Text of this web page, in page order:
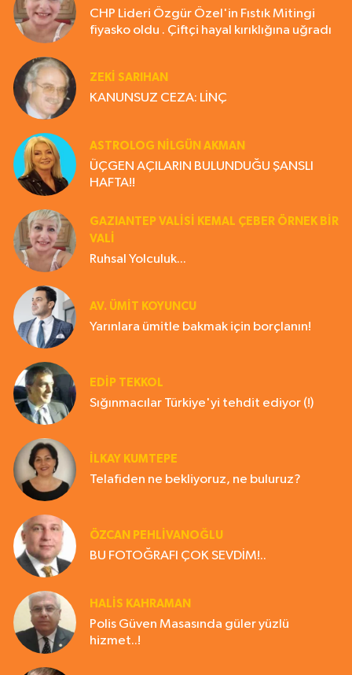
CHP Lideri Özgür Özel'in Fıstık Mitingi
fiyasko oldu . Çiftçi hayal kırıklığına uğradı
ZEKI SARIHAN
KANUNSUZ CEZA: LİNÇ
ASTROLOG NILGÜN AKMAN
ÜÇGEN AÇILARIN BULUNDUĞU ŞANSLI
HAFTA!!
GAZIANTEP VALISI KEMAL ÇEBER ÖRNEK BİR
VALİ
Ruhsal Yolculuk...
AV. ÜMIT KOYUNCU
Yarınlara ümitle bakmak için borçlanın!
EDIP TEKKOL
Sığınmacılar Türkiye'yi tehdit ediyor (!)
İLKAY KUMTEPE
Telafiden ne bekliyoruz, ne buluruz?
ÖZCAN PEHLİVANOĞLU
BU FOTOĞRAFI ÇOK SEVDİM!..
HALIS KAHRAMAN
Polis Güven Masasında güler yüzlü
hizmet..!